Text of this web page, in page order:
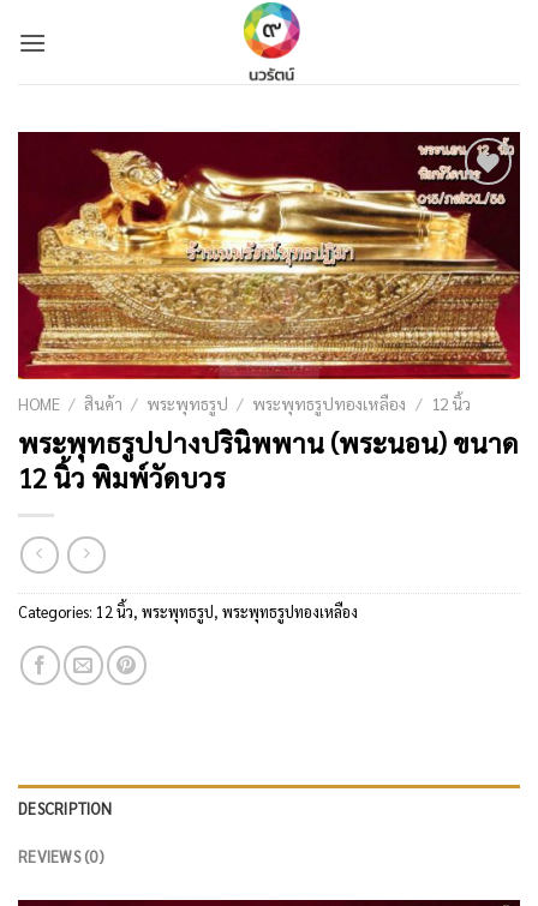
Add to
Wishlist
HOME / สินค้า / พระพุทธรูป / พระพุทธรูปทองเหลือง / 12 นิ้ว
พระพุทธรูปปางปรินิพพาน (พระนอน) ขนาด
12 นิ้ว พิมพ์วัดบวร
Categories: 12 นิ้ว, พระพุทธรูป, พระพุทธรูปทองเหลือง
DESCRIPTION
REVIEWS (0)